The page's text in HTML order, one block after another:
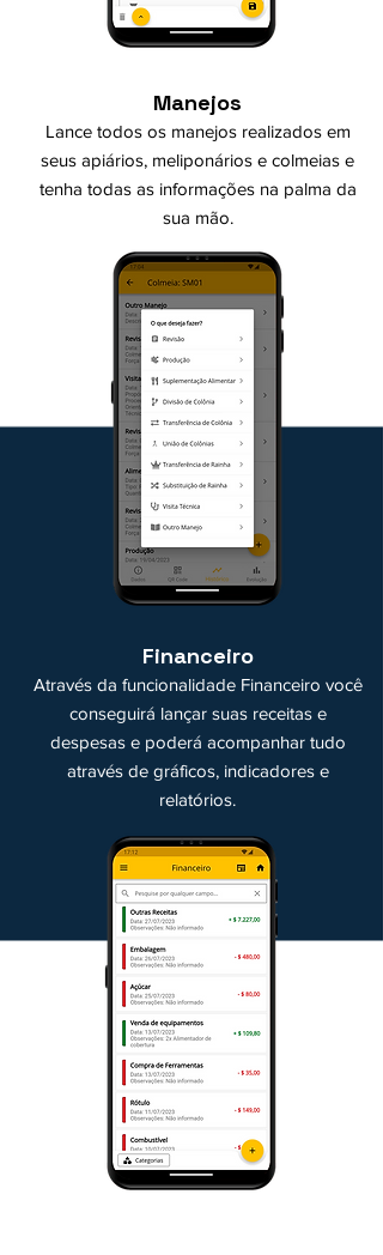
Manejos
Lance todos os manejos realizados em
seus apiários, meliponários e colmeias e
tenha todas as informações na palma da
sua mão.
Financeiro
Através da funcionalidade Financeiro você
conseguirá lançar suas receitas e
despesas e poderá acompanhar tudo
através de gráficos, indicadores e
relatórios.